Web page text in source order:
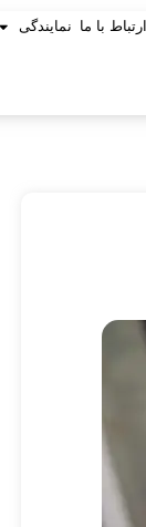
ارتباط با ما نمایندگی